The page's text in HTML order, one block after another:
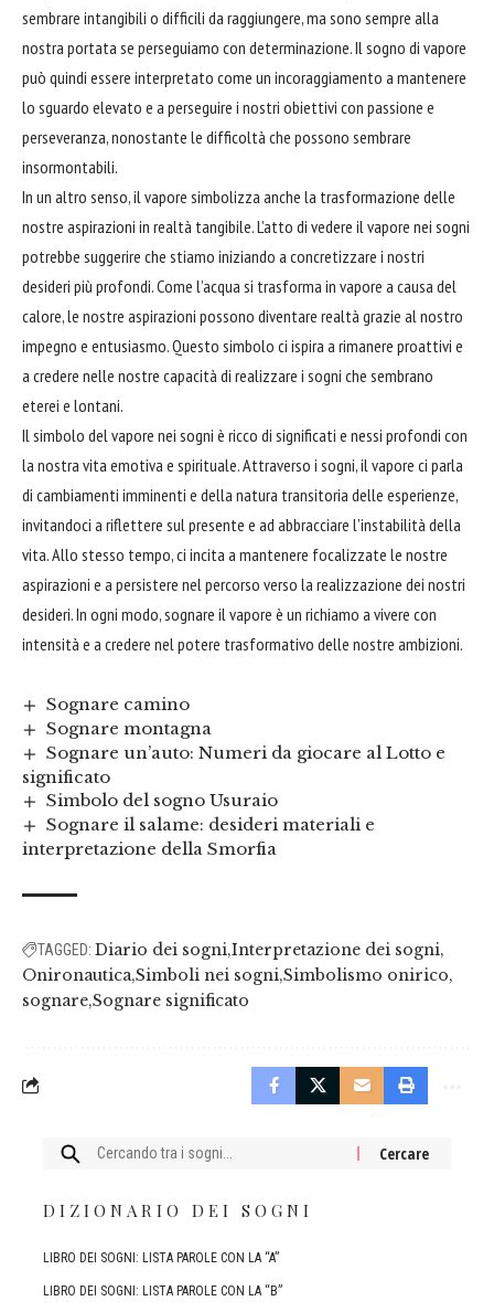
sembrare intangibili o difficili da raggiungere, ma sono sempre alla
nostra portata se perseguiamo con determinazione. Il sogno di vapore
può quindi essere interpretato come un incoraggiamento a mantenere
lo sguardo elevato e a perseguire i nostri obiettivi con passione e
perseveranza, nonostante le difficoltà che possono sembrare
insormontabili.
In un altro senso, il vapore simbolizza anche la trasformazione delle
nostre aspirazioni in realtà tangibile. L’atto di vedere il vapore nei sogni
potrebbe suggerire che stiamo iniziando a concretizzare i nostri
desideri più profondi. Come l’acqua si trasforma in vapore a causa del
calore, le nostre aspirazioni possono diventare realtà grazie al nostro
impegno e entusiasmo. Questo simbolo ci ispira a rimanere proattivi e
a credere nelle nostre capacità di realizzare i sogni che sembrano
eterei e lontani.
Il simbolo del vapore nei sogni è ricco di significati e nessi profondi con
la nostra vita emotiva e spirituale. Attraverso i sogni, il vapore ci parla
di cambiamenti imminenti e della natura transitoria delle esperienze,
invitandoci a riflettere sul presente e ad abbracciare l’instabilità della
vita. Allo stesso tempo, ci incita a mantenere focalizzate le nostre
aspirazioni e a persistere nel percorso verso la realizzazione dei nostri
desideri. In ogni modo, sognare il vapore è un richiamo a vivere con
intensità e a credere nel potere trasformativo delle nostre ambizioni.
Sognare camino
Sognare montagna
Sognare un’auto: Numeri da giocare al Lotto e
significato
Simbolo del sogno Usuraio
Sognare il salame: desideri materiali e
interpretazione della Smorfia
TAGGED: Diario dei sogni Interpretazione dei sogni
Onironautica Simboli nei sogni Simbolismo onirico
sognare Sognare significato
Cercare:
DIZIONARIO DEI SOGNI
LIBRO DEI SOGNI: LISTA PAROLE CON LA “A”
LIBRO DEI SOGNI: LISTA PAROLE CON LA “B”